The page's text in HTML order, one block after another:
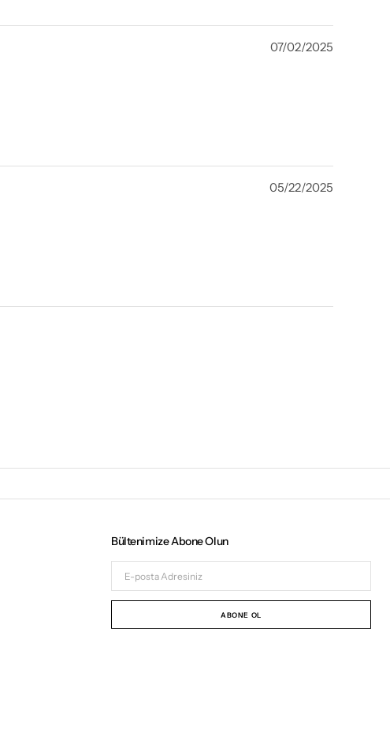
07/02/2025
05/22/2025
Bültenimize Abone Olun
posta
Adresiniz
ABONE OL